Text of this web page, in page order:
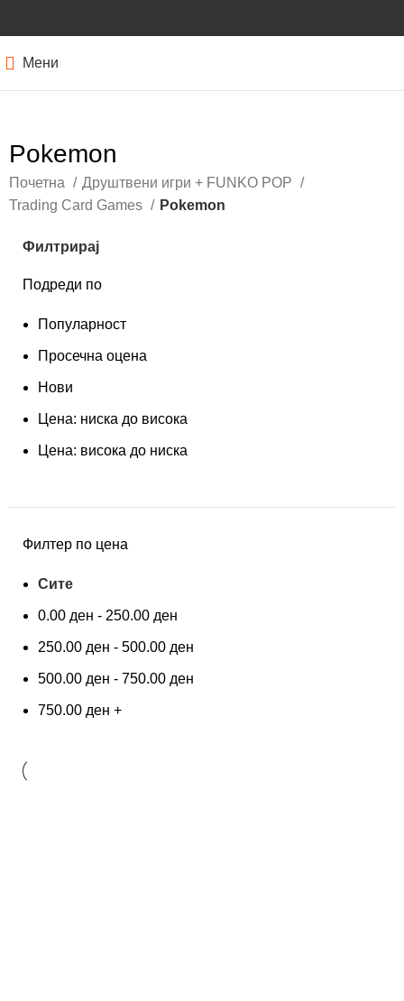
Мени
Pokemon
Почетна
Друштвени игри + FUNKO POP
Trading Card Games
Pokemon
Филтрирај
Подреди по
Популарност
Просечна оцена
Нови
Цена: ниска до висока
Цена: висока до ниска
Филтер по цена
Сите
0.00 ден - 250.00 ден
250.00 ден - 500.00 ден
500.00 ден - 750.00 ден
750.00 ден +